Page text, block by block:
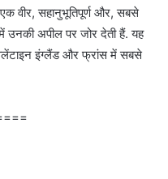
वीर, सहानुभूतिपूर्ण और, सबसे
उनकी अपील पर जोर देती हैं. यह
इंग्लैंड और फ्रांस में सबसे